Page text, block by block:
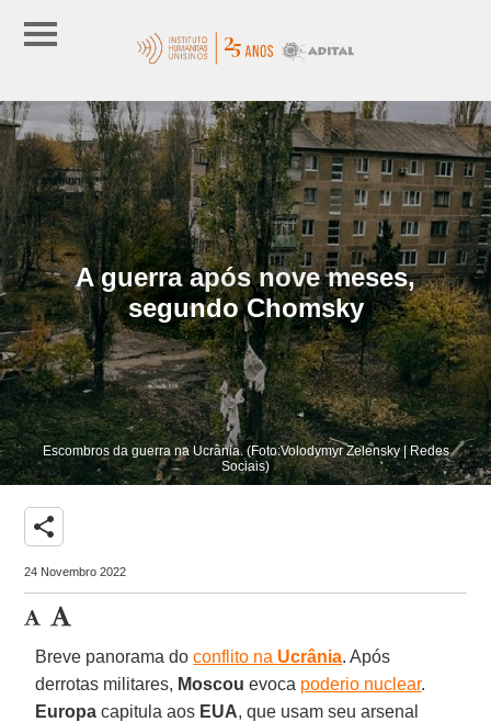
A guerra após nove meses,
segundo Chomsky
Escombros da guerra na Ucrânia. (Foto:Volodymyr Zelensky | Redes
Sociais)
share
24 Novembro 2022
Breve panorama doconflito na Ucrânia. Após
derrotas militares, Moscou evoca poderio nuclear.
Europa capitula aos EUA, que usam seu arsenal